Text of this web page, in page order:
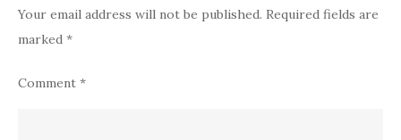
Your email address will not be published. Required fields are
marked *
Comment *